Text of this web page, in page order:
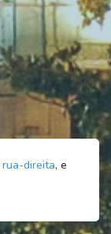
rua-direita, e